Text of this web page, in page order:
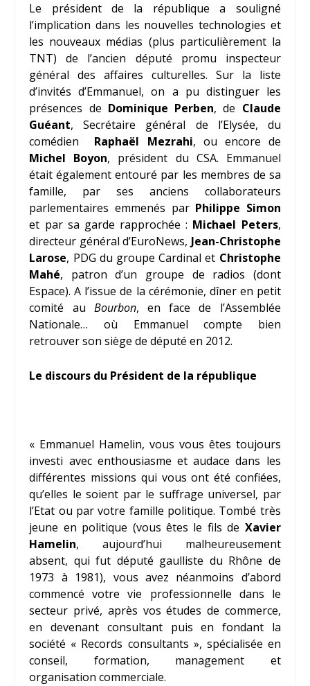
Le président de la république a souligné
l’implication dans les nouvelles technologies et
les nouveaux médias (plus particulièrement la
TNT) de l’ancien député promu inspecteur
général des affaires culturelles. Sur la liste
d’invités d’Emmanuel, on a pu distinguer les
présences de Dominique Perben, de Claude
Guéant, Secrétaire général de l’Elysée, du
comédien Raphaël Mezrahi, ou encore de
Michel Boyon, président du CSA. Emmanuel
était également entouré par les membres de sa
famille, par ses anciens collaborateurs
parlementaires emmenés par Philippe Simon
et par sa garde rapprochée : Michael Peters,
directeur général d’EuroNews, Jean-Christophe
Larose, PDG du groupe Cardinal et Christophe
Mahé, patron d’un groupe de radios (dont
Espace). A l’issue de la cérémonie, dîner en petit
comité au Bourbon, en face de l’Assemblée
Nationale… où Emmanuel compte bien
retrouver son siège de député en 2012.
Le discours du Président de la république
« Emmanuel Hamelin, vous vous êtes toujours
investi avec enthousiasme et audace dans les
différentes missions qui vous ont été confiées,
qu’elles le soient par le suffrage universel, par
l’Etat ou par votre famille politique. Tombé très
jeune en politique (vous êtes le fils de Xavier
Hamelin, aujourd’hui malheureusement
absent, qui fut député gaulliste du Rhône de
1973 à 1981), vous avez néanmoins d’abord
commencé votre vie professionnelle dans le
secteur privé, après vos études de commerce,
en devenant consultant puis en fondant la
société « Records consultants », spécialisée en
conseil, formation, management et
organisation commerciale.